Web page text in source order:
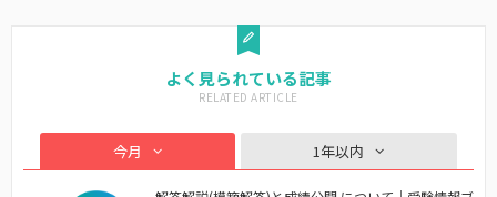
よく見られている記事
今月 1年以内